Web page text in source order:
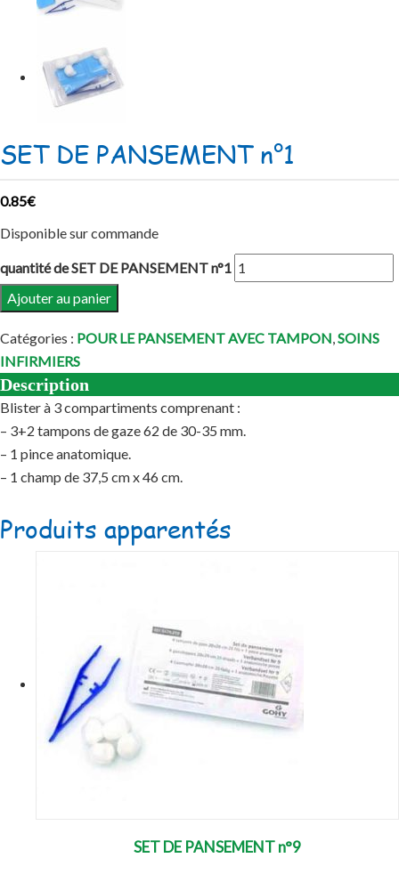
SET DE PANSEMENT n°1
0.85€
Disponible sur commande
quantité de SET DE PANSEMENT n°1
Ajouter au panier
Catégories : POUR LE PANSEMENT AVEC TAMPON SOINS
INFIRMIERS
Description
Blister à 3 compartiments comprenant :
– 3+2 tampons de gaze 62 de 30-35 mm.
– 1 pince anatomique.
– 1 champ de 37,5 cm x 46 cm.
Produits apparentés
SET DE PANSEMENT n°9